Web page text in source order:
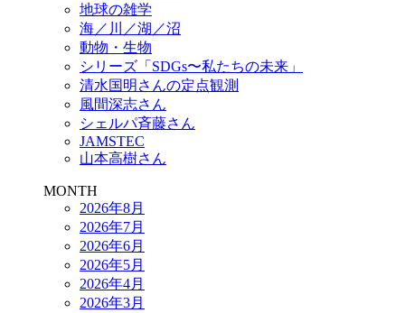
地球の雑学
海／川／湖／沼
動物・生物
シリーズ「SDGs〜私たちの未来」
清水国明さんの定点観測
風間深志さん
シェルパ斉藤さん
JAMSTEC
山本高樹さん
MONTH
2026年8月
2026年7月
2026年6月
2026年5月
2026年4月
2026年3月